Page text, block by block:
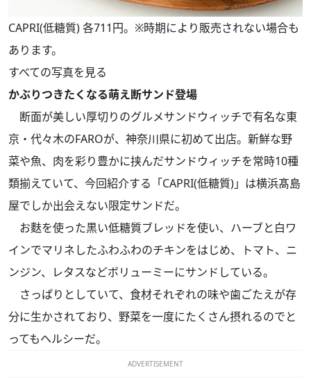
CAPRI(低糖質) 各711円。※時期により販売されない場合も
あります。
すべての写真を見る
かぶりつきたくなる萌え断サンド登場
断面が美しい厚切りのグルメサンドウィッチで有名な東
京・代々木のFAROが、神奈川県に初めて出店。新鮮な野
菜や魚、肉を彩り豊かに挟んだサンドウィッチを常時10種
類揃えていて、今回紹介する「CAPRI(低糖質)」は横浜髙島
屋でしか出会えない限定サンドだ。
お麩を使った黒い低糖質ブレッドを使い、ハーブと白ワ
インでマリネしたふわふわのチキンをはじめ、トマト、ニ
ンジン、レタスなどボリューミーにサンドしている。
さっぱりとしていて、食材それぞれの味や歯ごたえが存
分に生かされており、野菜を一度にたくさん摂れるのでと
ってもヘルシーだ。
ADVERTISEMENT